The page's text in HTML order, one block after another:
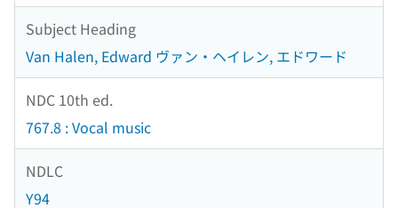
Subject Heading
Van Halen, Edward ヴァン・ヘイレン, エドワード
NDC 10th ed.
767.8 : Vocal music
NDLC
Y94